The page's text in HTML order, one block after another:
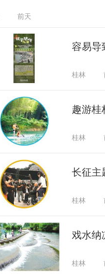
前天
容易导
桂林
趣游桂
桂林
长征主
桂林
戏水纳
桂林